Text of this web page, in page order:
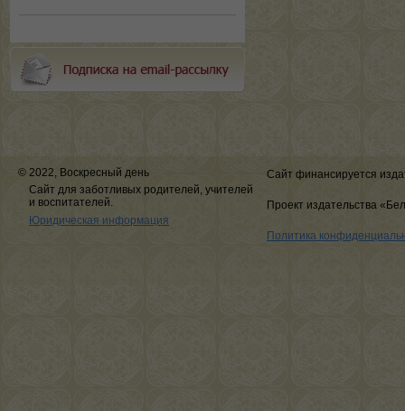
© 2022, Воскресный день
Сайт для заботливых родителей, учителей
и воспитателей.
Юридическая информация
Сайт финансируется
Проект издательства
Политика